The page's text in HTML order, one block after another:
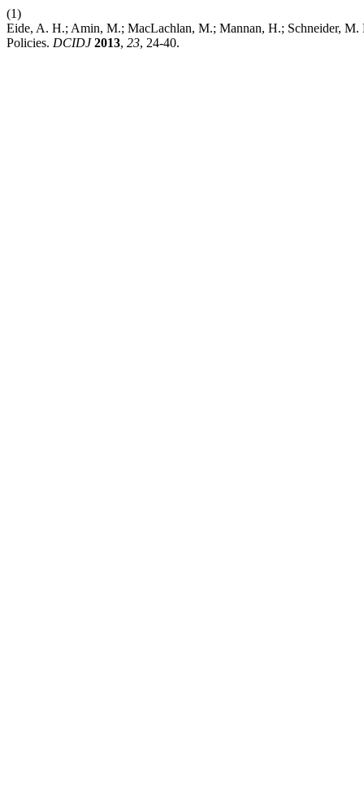
(1)
Eide, A. H.; Amin, M.; MacLachlan, M.; Mannan, H.; Schneider,
Policies. DCIDJ 2013, 23, 24-40.